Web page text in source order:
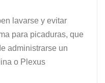
lavarse y evitar
para picaduras, que
administrarse un
o Plexus